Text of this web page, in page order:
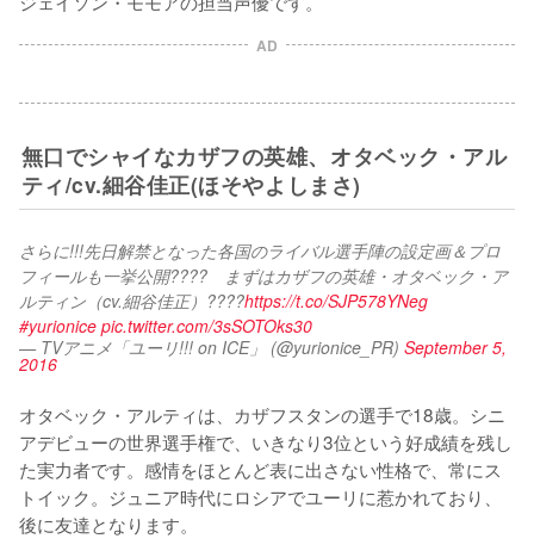
AD
無口でシャイなカザフの英雄、オタベック・アル
ティ/cv.細谷佳正(ほそやよしまさ)
さらに!!!先日解禁となった各国のライバル選手陣の設定画＆プロ
フィールも一挙公開????　まずはカザフの英雄・オタベック・ア
ルティン（cv.細谷佳正）????https://t.co/SJP578YNeg
#yurionice pic.twitter.com/3sSOTOks30
— TVアニメ「ユーリ!!! on ICE」 (@yurionice_PR) September 5,
2016
オタベック・アルティは、カザフスタンの選手で18歳。シニ
アデビューの世界選手権で、いきなり3位という好成績を残し
た実力者です。感情をほとんど表に出さない性格で、常にス
トイック。ジュニア時代にロシアでユーリに惹かれており、
後に友達となります。